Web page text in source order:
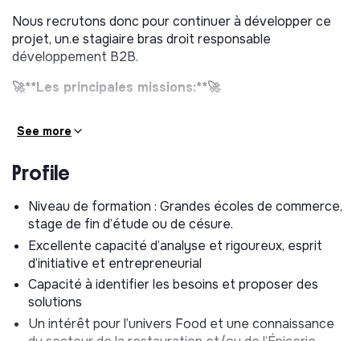
Nous recrutons donc pour continuer à développer ce
projet, un.e stagiaire bras droit responsable
développement B2B.
🚀**Les principales missions:**🚀
professionnels de l’alimentation) et aux côtés d’Alix
Participer au développement commercial de l’offre
B2B (traitement des demandes entrantes, relation
direct avec les prospects et clients…)
Participer à l’amélioration de l’offre de produits B2B
à partir de l’offre B2C existante
Etre moteur sur le projet de développement des
ventes auprès des comités d’entreprise
Participer au suivis des KPIs B2B
See more
Profile
Niveau de formation : Grandes écoles de commerce,
stage de fin d’étude ou de césure.
Excellente capacité d’analyse et rigoureux, esprit
d’initiative et entrepreneurial
Capacité à identifier les besoins et proposer des
solutions
Un intérêt pour l’univers Food et une connaissance